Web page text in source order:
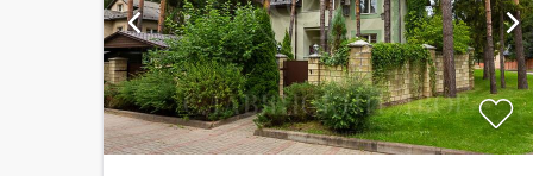
показать ещё 48 фотографий